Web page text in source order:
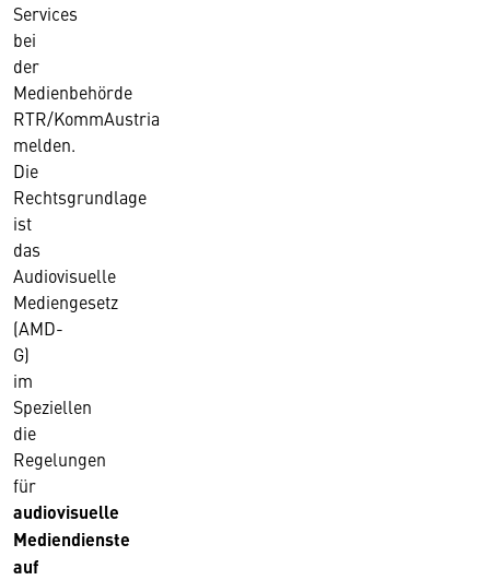
Services
bei
der
Medienbehörde
RTR/KommAustria
melden.
Die
Rechtsgrundlage
ist
das
Audiovisuelle
Mediengesetz
(AMD-
G)
im
Speziellen
die
Regelungen
für
audiovisuelle
Mediendienste
auf